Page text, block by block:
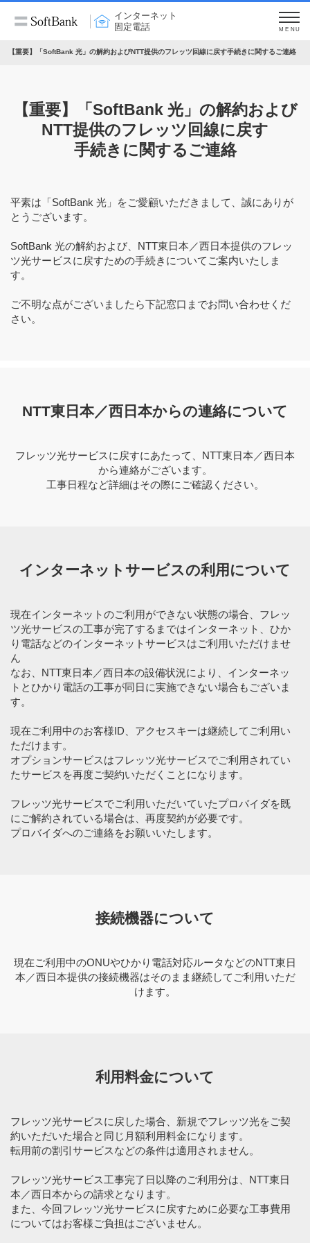
インターネット
固定電話
MENU
【重要】「SoftBank 光」の解約およびNTT提供のフレッツ回線に戻す手続きに関するご連絡
【重要】「SoftBank 光」の解約および
NTT提供のフレッツ回線に戻す
手続きに関するご連絡
平素は「SoftBank 光」をご愛顧いただきまして、誠にありが
とうございます。
SoftBank 光の解約および、NTT東日本／西日本提供のフレッ
ツ光サービスに戻すための手続きについてご案内いたしま
す。
ご不明な点がございましたら下記窓口までお問い合わせくだ
さい。
NTT東日本／西日本からの連絡について
フレッツ光サービスに戻すにあたって、NTT東日本／西日本
から連絡がございます。
工事日程など詳細はその際にご確認ください。
インターネットサービスの利用について
現在インターネットのご利用ができない状態の場合、フレッ
ツ光サービスの工事が完了するまではインターネット、ひか
り電話などのインターネットサービスはご利用いただけませ
ん
なお、NTT東日本／西日本の設備状況により、インターネッ
トとひかり電話の工事が同日に実施できない場合もございま
す。
現在ご利用中のお客様ID、アクセスキーは継続してご利用い
ただけます。
オプションサービスはフレッツ光サービスでご利用されてい
たサービスを再度ご契約いただくことになります。
フレッツ光サービスでご利用いただいていたプロバイダを既
にご解約されている場合は、再度契約が必要です。
プロバイダへのご連絡をお願いいたします。
接続機器について
現在ご利用中のONUやひかり電話対応ルータなどのNTT東日
本／西日本提供の接続機器はそのまま継続してご利用いただ
けます。
利用料金について
フレッツ光サービスに戻した場合、新規でフレッツ光をご契
約いただいた場合と同じ月額利用料金になります。
転用前の割引サービスなどの条件は適用されません。
フレッツ光サービス工事完了日以降のご利用分は、NTT東日
本／西日本からの請求となります。
また、今回フレッツ光サービスに戻すために必要な工事費用
についてはお客様ご負担はございません。